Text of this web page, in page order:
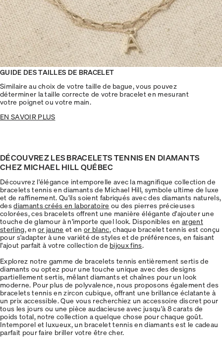
GUIDE DES TAILLES DE BRACELET
Similaire au choix de votre taille de bague, vous pouvez
déterminer la taille correcte de votre bracelet en mesurant
votre poignet ou votre main.
EN SAVOIR PLUS
DÉCOUVREZ LES BRACELETS TENNIS EN DIAMANTS
CHEZ MICHAEL HILL QUÉBEC
Découvrez l'élégance intemporelle avec la magnifique collection de
bracelets tennis en diamants de Michael Hill, symbole ultime de luxe
et de raffinement. Qu'ils soient fabriqués avec des diamants naturels,
desdiamants créés en laboratoire ou des pierres précieuses
colorées, ces bracelets offrent une manière élégante d'ajouter une
touche de glamour à n'importe quel look. Disponibles en argent
sterling, enor jaune et en or blanc, chaque bracelet tennis est conçu
pour s'adapter à une variété de styles et de préférences, en faisant
l'ajout parfait à votre collection de bijoux fins.
Explorez notre gamme de bracelets tennis entièrement sertis de
diamants ou optez pour une touche unique avec des designs
partiellement sertis, mêlant diamants et chaînes pour un look
moderne. Pour plus de polyvalence, nous proposons également des
bracelets tennis en zircon cubique, offrant une brillance éclatante à
un prix accessible. Que vous recherchiez un accessoire discret pour
tous les jours ou une pièce audacieuse avec jusqu'à 8 carats de
poids total, notre collection a quelque chose pour chaque goût.
Intemporel et luxueux, un bracelet tennis en diamants est le cadeau
parfait pour faire briller votre être cher.